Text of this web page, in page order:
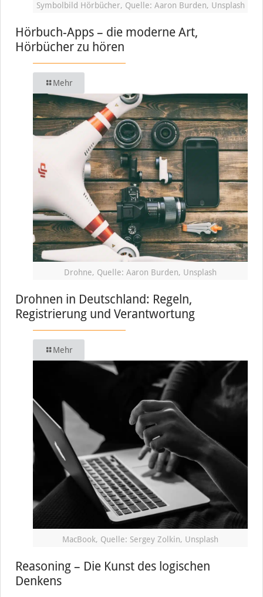
Symbolbild Hörbücher, Quelle: Aaron Burden, Unsplash
Hörbuch-Apps – die moderne Art,
Hörbücher zu hören
Mehr
Drohne, Quelle: Aaron Burden, Unsplash
Drohnen in Deutschland: Regeln,
Registrierung und Verantwortung
Mehr
MacBook, Quelle: Sergey Zolkin, Unsplash
Reasoning – Die Kunst des logischen
Denkens